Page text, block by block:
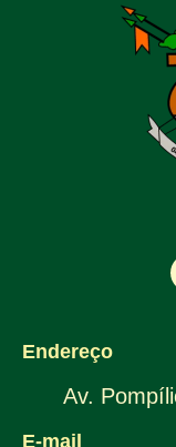
Endereço
Av.
E-mail